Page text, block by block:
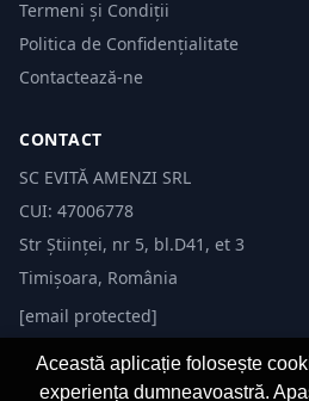
Termeni și Condiții
Politica de Confidențialitate
Contactează-ne
CONTACT
SC EVITĂ AMENZI SRL
CUI: 47006778
Str Științei, nr 5, bl.D41, et 3
Timișoara, România
[email protected]
Această aplicație folosește
experiența dumneavoastră.